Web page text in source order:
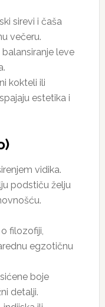
sirevi i čaša
večeru.
balansiranje leve
kokteli ili
estetika i
vidika.
podstiču želju
filozofiji,
egzotičnu
boje
detalji.